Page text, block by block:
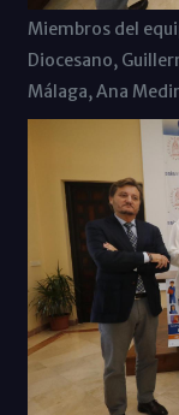
Miembros del
Diocesano,
Málaga, Ana